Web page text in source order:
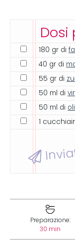
Dosi
180 gr di
40 gr di
55 gr di
50 ml di
50 ml di
1
Preparazione:
30 min